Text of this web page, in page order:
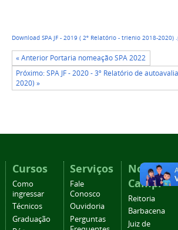
Download SPA JF - 2019 ( 2º Relatório - trienio 2018-2020)
« Anterior Portaria nomeação SPA 2022
Próximo: SPA JF - 2020 - 3º Relatório de
2020) »
Cursos
Como
ingressar
Técnicos
Graduação
Serviços
Fale
Conosco
Ouvidoria
Perguntas
Nossos
Campi
Reitoria
Barbacena
Juiz de